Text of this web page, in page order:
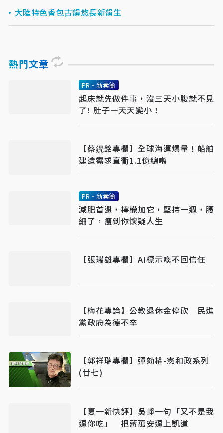
大陸特色香包古韻悠長新韻生
熱門文章
PR・新素簡
起床就先做件事，沒三天小腹就不見
了! 肚子一天天變小！
【蔡鎤銘專欄】全球海運爆量！船舶
建造需求直衝1.1億總噸
PR・新素簡
減肥首選，檸檬加它，堅持一週，腰
細了，瘦到你懷疑人生
【張瑞雄專欄】AI標示喚不回信任
【梅花專論】公教退休金停砍 民進
黨政府為德不卒
【郭祥瑞專欄】彈劾權-憲和政系列
(廿七)
【夏一新快評】吳崢一句「又不是我
逼你吃」 把蔣萬安逼上凱道